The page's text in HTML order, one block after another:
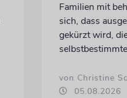
Familien mit
sich, dass
gekürzt wird,
von Christine
05.08.2026